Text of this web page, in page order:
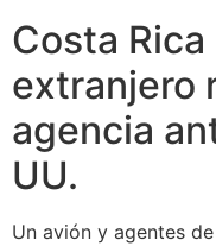
Costa
extranjero
agencia
UU.
Un avión y agentes